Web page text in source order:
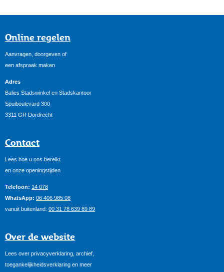
Online regelen
Aanvragen, doorgeven of
een afspraak maken
Adres
Balies Stadswinkel en Stadskantoor
Spuiboulevard 300
3311 GR Dordrecht
Contact
Lees hoe u ons bereikt
en onze openingstijden
Telefoon: 14 078
WhatsApp: 06 406 985 08
vanuit buitenland: 00 31 78 639 89 89
Over de website
Lees over privacyverklaring, archief,
toegankelijkheidsverklaring en meer